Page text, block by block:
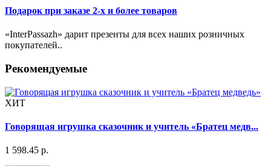
Подарок при заказе 2-х и более товаров
«InterPassazh» дарит презенты для всех наших розничных
покупателей..
Рекомендуемые
ХИТ
Говорящая игрушка сказочник и учитель «Братец медв...
1 598.45 р.